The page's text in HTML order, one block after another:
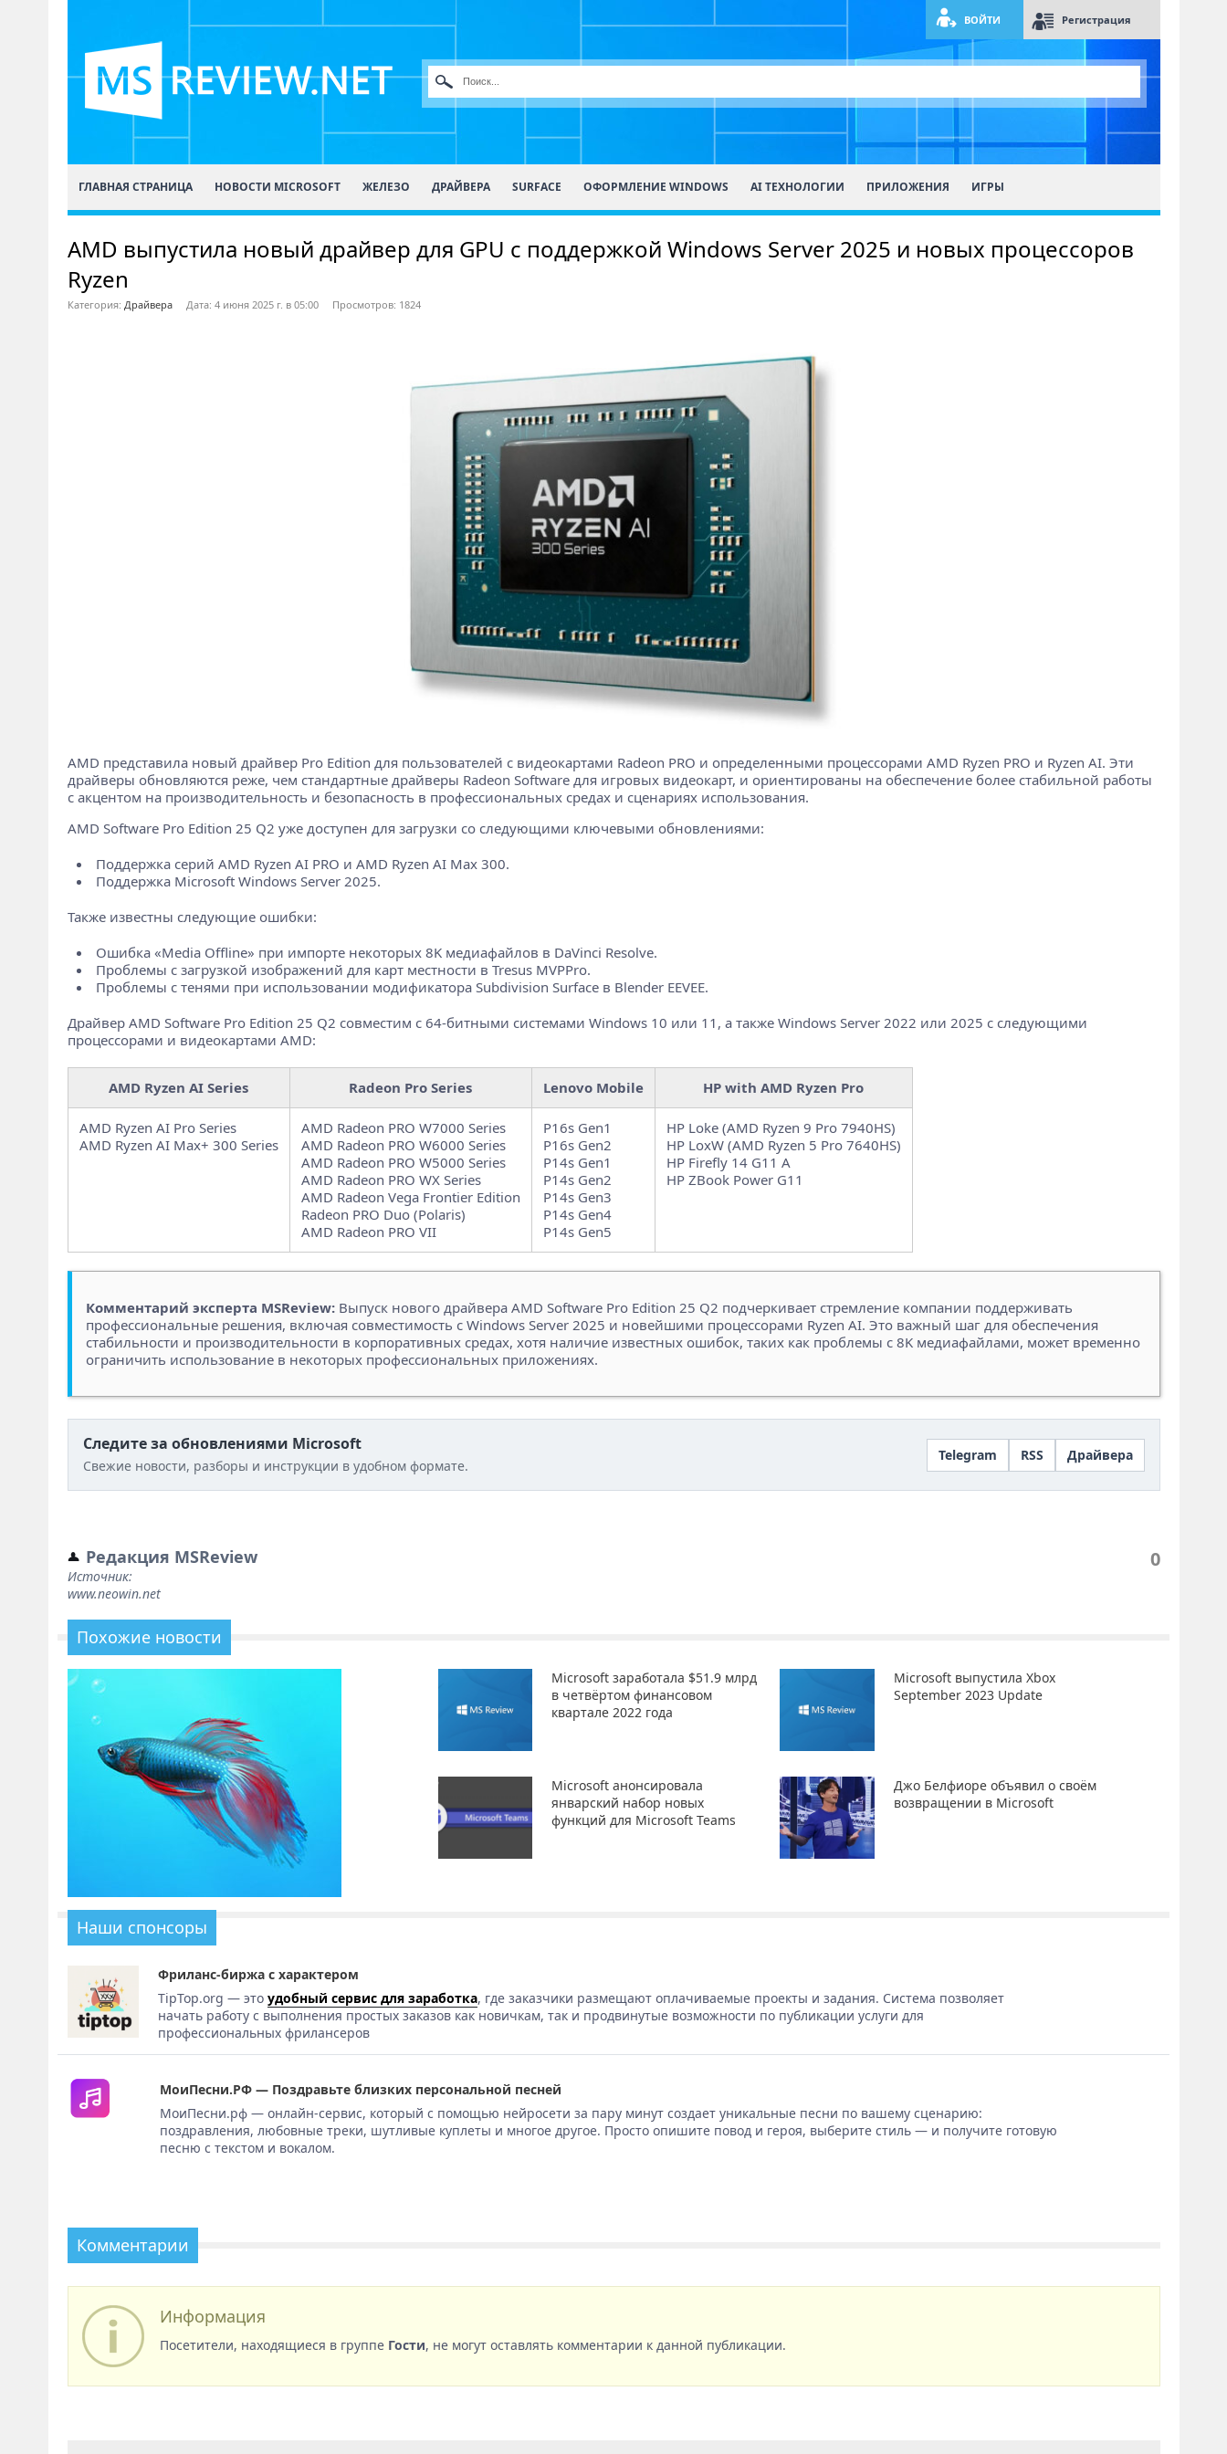
ВОЙТИ Регистрация
ГЛАВНАЯ СТРАНИЦА НОВОСТИ MICROSOFT ЖЕЛЕЗО ДРАЙВЕРА SURFACE ОФОРМЛЕНИЕ WINDOWS AI ТЕХНОЛОГИИ ПРИЛОЖЕНИЯ ИГРЫ
AMD выпустила новый драйвер для GPU с поддержкой Windows Server 2025 и новых процессоров
Ryzen
Категория: Драйвера Дата: 4 июня 2025 г. в 05:00 Просмотров: 1824
AMD представила новый драйвер Pro Edition для пользователей с видеокартами Radeon PRO и определенными процессорами AMD Ryzen PRO и Ryzen AI. Эти
драйверы обновляются реже, чем стандартные драйверы Radeon Software для игровых видеокарт, и ориентированы на обеспечение более стабильной работы
с акцентом на производительность и безопасность в профессиональных средах и сценариях использования.
AMD Software Pro Edition 25 Q2 уже доступен для загрузки со следующими ключевыми обновлениями:
Поддержка серий AMD Ryzen AI PRO и AMD Ryzen AI Max 300.
Поддержка Microsoft Windows Server 2025.
Также известны следующие ошибки:
Ошибка «Media Offline» при импорте некоторых 8K медиафайлов в DaVinci Resolve.
Проблемы с загрузкой изображений для карт местности в Tresus MVPPro.
Проблемы с тенями при использовании модификатора Subdivision Surface в Blender EEVEE.
Драйвер AMD Software Pro Edition 25 Q2 совместим с 64-битными системами Windows 10 или 11, а также Windows Server 2022 или 2025 с следующими
процессорами и видеокартами AMD:
AMD Ryzen AI Series Radeon Pro Series Lenovo Mobile HP with AMD Ryzen Pro
AMD Ryzen AI Pro Series
AMD Ryzen AI Max+ 300 Series
AMD Radeon PRO W7000 Series
AMD Radeon PRO W6000 Series
AMD Radeon PRO W5000 Series
AMD Radeon PRO WX Series
AMD Radeon Vega Frontier Edition
Radeon PRO Duo (Polaris)
AMD Radeon PRO VII
P16s Gen1
P16s Gen2
P14s Gen1
P14s Gen2
P14s Gen3
P14s Gen4
P14s Gen5
HP Loke (AMD Ryzen 9 Pro 7940HS)
HP LoxW (AMD Ryzen 5 Pro 7640HS)
HP Firefly 14 G11 A
HP ZBook Power G11
Комментарий эксперта MSReview:Выпуск нового драйвера AMD Software Pro Edition 25 Q2 подчеркивает стремление компании поддерживать
профессиональные решения, включая совместимость с Windows Server 2025 и новейшими процессорами Ryzen AI. Это важный шаг для обеспечения
стабильности и производительности в корпоративных средах, хотя наличие известных ошибок, таких как проблемы с 8K медиафайлами, может временно
ограничить использование в некоторых профессиональных приложениях.
Следите за обновлениями Microsoft
Свежие новости, разборы и инструкции в удобном формате.
Telegram RSS Драйвера
Редакция MSReview
Источник:
www.neowin.net
0
Похожие новости
Microsoft заработала $51.9 млрд
в четвёртом финансовом
квартале 2022 года
Microsoft выпустила Xbox
September 2023 Update
Microsoft анонсировала
январский набор новых
функций для Microsoft Teams
Джо Белфиоре объявил о своём
возвращении в Microsoft
Наши спонсоры
Фриланс-биржа с характером
TipTop.org — этоудобный сервис для заработка, где заказчики размещают оплачиваемые проекты и задания. Система позволяет
начать работу с выполнения простых заказов как новичкам, так и продвинутые возможности по публикации услуги для
профессиональных фрилансеров
МоиПесни.РФ — Поздравьте близких персональной песней
МоиПесни.рф — онлайн-сервис, который с помощью нейросети за пару минут создает уникальные песни по вашему сценарию:
поздравления, любовные треки, шутливые куплеты и многое другое. Просто опишите повод и героя, выберите стиль — и получите готовую
песню с текстом и вокалом.
Комментарии
Информация
Посетители, находящиеся в группе Гости, не могут оставлять комментарии к данной публикации.